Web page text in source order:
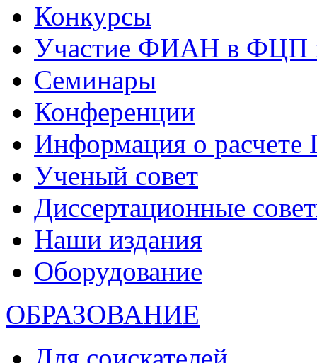
Конкурсы
Участие ФИАН в ФЦП
Семинары
Конференции
Информация о
Ученый совет
Диссертационные
Наши издания
Оборудование
ОБРАЗОВАНИЕ